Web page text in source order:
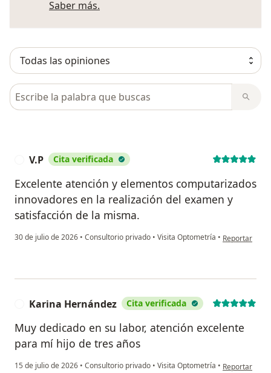
Saber más.
Busca en opiniones
V.P Cita verificada
Excelente atención y elementos computarizados
innovadores en la realización del examen y
satisfacción de la misma.
30 de julio de 2026 • Consultorio privado • Visita Optometría • en opinión del
Reportar
Karina Hernández Cita verificada
Muy dedicado en su labor, atención excelente
para mí hijo de tres años
15 de julio de 2026 • Consultorio privado • Visita Optometría • en opinión
Reportar